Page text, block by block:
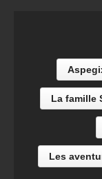
La famille
Les